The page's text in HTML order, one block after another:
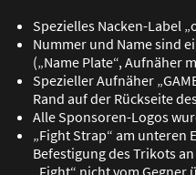
Spezielles Nacken-Label
Nummer und Name sind
(„Name Plate“, Aufnäher
Spezieller Aufnäher
Rand auf der Rückseite
Alle Sponsoren-Logos
„Fight Strap“ am unteren
Befestigung des Trikots